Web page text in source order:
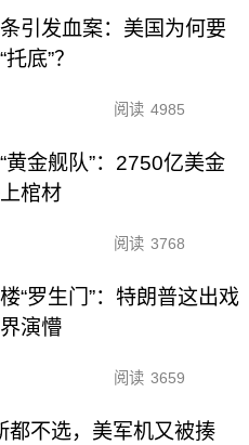
引发血案：美国为何要
底”？
阅读 4985
黄金舰队”：2750亿美金
棺材
阅读 3768
“罗生门”：特朗普这出戏
演懵
阅读 3659
都不选，美军机又被揍